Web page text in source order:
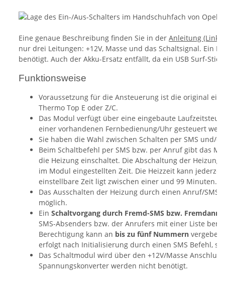
Eine genaue Beschreibung finden Sie in der Anleitung (Link).
nur drei Leitungen: +12V, Masse und das Schaltsignal. Ein
benötigt. Auch der Akku-Ersatz entfällt, da ein USB Surf-
Funktionsweise
Voraussetzung für die Ansteuerung ist die original
Thermo Top E oder Z/C.
Das Modul verfügt über eine eingebaute
einer vorhandenen Fernbedienung/Uhr gesteuert
Sie haben die Wahl zwischen Schalten per SMS und/
Beim Schaltbefehl per SMS bzw. per Anruf gibt das
die Heizung einschaltet. Die Abschaltung der
im Modul eingestellten Zeit. Die Heizzeit kann
einstellbare Zeit ligt zwischen einer und 99 Minuten.
Das Ausschalten der Heizung durch einen Anruf/
möglich.
Ein Schaltvorgang durch Fremd-SMS bzw.
SMS-Absenders bzw. der Anrufers mit einer Liste
Berechtigung kann an bis zu fünf Nummern
erfolgt nach Initialisierung durch einen SMS Befehl,
Das Schaltmodul wird über den +12V/Masse
Spannungskonverter werden nicht benötigt.